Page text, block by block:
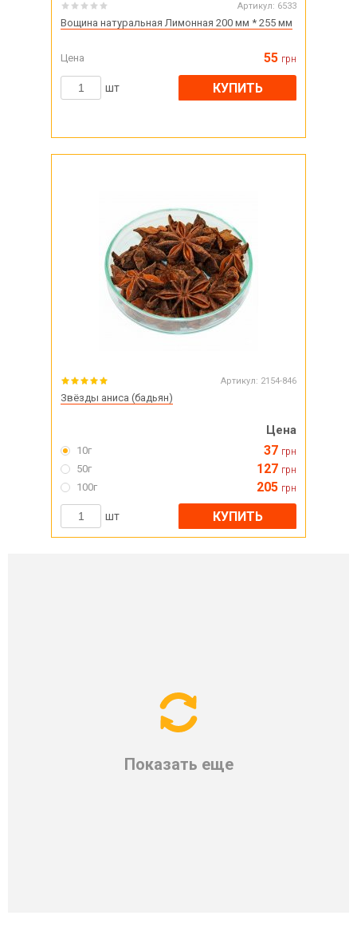
Артикул: 6533
Вощина натуральная Лимонная 200 мм * 255 мм
Цена 55 грн
шт КУПИТЬ
Артикул: 2154-846
Звёзды аниса (бадьян)
Цена
10г 37 грн
50г 127 грн
100г 205 грн
шт КУПИТЬ
Показать еще